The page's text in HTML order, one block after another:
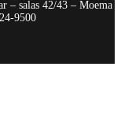
– salas 42/43 – Moema
9500